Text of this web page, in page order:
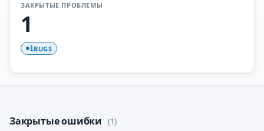
ЗАКРЫТЫЕ ПРОБЛЕМЫ
1
1BUGS
Закрытые ошибки (1)